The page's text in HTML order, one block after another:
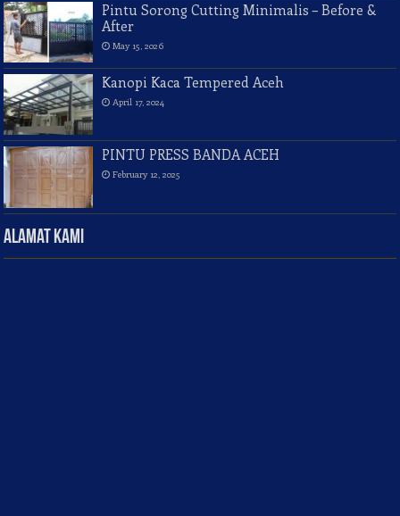
Pintu Sorong Cutting Minimalis – Before &
After
May 15, 2026
Kanopi Kaca Tempered Aceh
April 17, 2024
PINTU PRESS BANDA ACEH
February 12, 2025
Alamat Kami